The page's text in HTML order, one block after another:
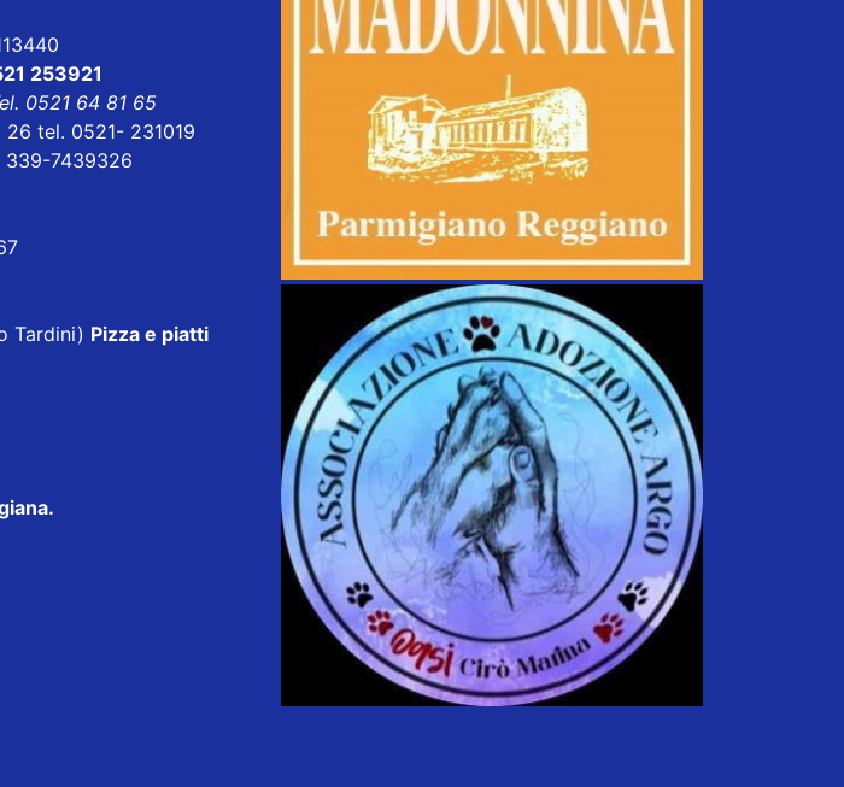
253921
0521 64 81 65
tel. 0521- 231019
339-7439326
Tardini) Pizza e piatti
.